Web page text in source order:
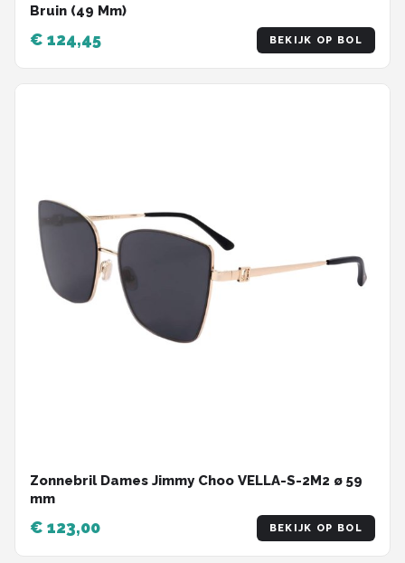
Bruin (49 Mm)
€ 124,45 BEKIJK OP BOL
Zonnebril Dames Jimmy Choo VELLA-S-2M2 ø 59
mm
€ 123,00 BEKIJK OP BOL